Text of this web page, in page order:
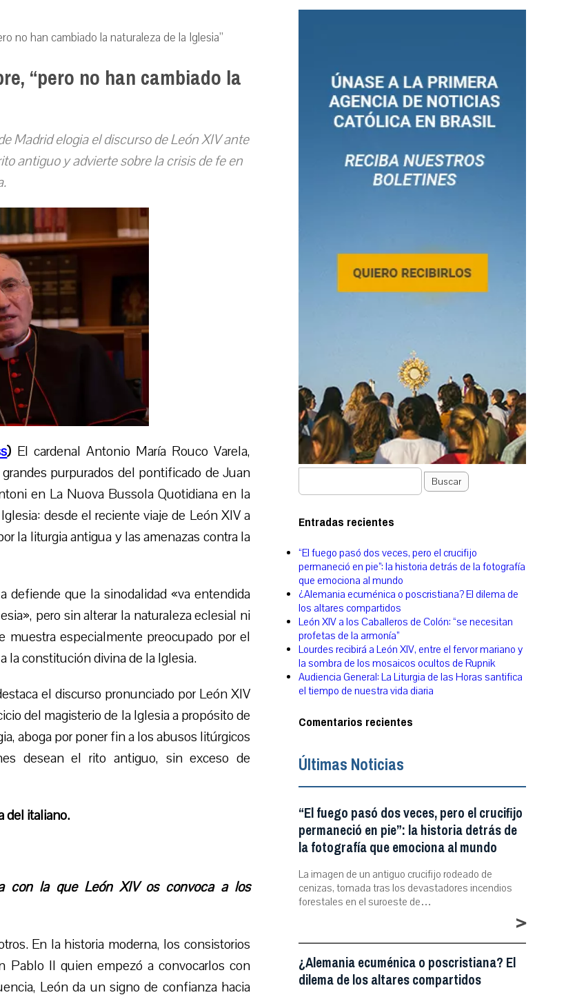
no han cambiado la naturaleza de la Iglesia”
“pero no han cambiado la
Madrid elogia el discurso de León XIV ante
antiguo y advierte sobre la crisis de fe en
) El cardenal Antonio María Rouco Varela,
purpurados del pontificado de Juan
en La Nuova Bussola Quotidiana en la
desde el reciente viaje de León XIV a
la liturgia antigua y las amenazas contra la
defiende que la sinodalidad «va entendida
pero sin alterar la naturaleza eclesial ni
muestra especialmente preocupado por el
la constitución divina de la Iglesia.
el discurso pronunciado por León XIV
del magisterio de la Iglesia a propósito de
aboga por poner fin a los abusos litúrgicos
desean el rito antiguo, sin exceso de
del italiano.
con la que León XIV os convoca a los
En la historia moderna, los consistorios
Pablo II quien empezó a convocarlos con
León da un signo de confianza hacia
Buscar
Entradas recientes
“El fuego pasó dos veces, pero el crucifijo
permaneció en pie”: la historia detrás de la fotografía
que emociona al mundo
¿Alemania ecuménica o poscristiana? El dilema de
los altares compartidos
León XIV a los Caballeros de Colón: “se necesitan
profetas de la armonía”
Lourdes recibirá a León XIV, entre el fervor mariano y
la sombra de los mosaicos ocultos de Rupnik
Audiencia General: La Liturgia de las Horas santifica
el tiempo de nuestra vida diaria
Comentarios recientes
Últimas Noticias
“El fuego pasó dos veces, pero el crucifijo
permaneció en pie”: la historia detrás de
la fotografía que emociona al mundo
La imagen de un antiguo crucifijo rodeado de
cenizas, tomada tras los devastadores incendios
forestales en el suroeste de…
>
¿Alemania ecuménica o poscristiana? El
dilema de los altares compartidos